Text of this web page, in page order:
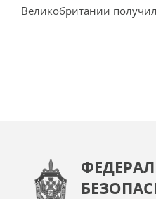
Великобритании